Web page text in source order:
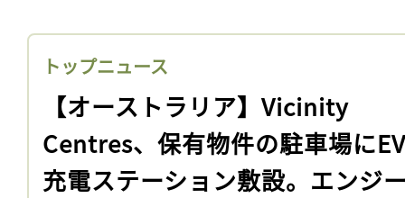
トップニュース
【オーストラリア】Vicinity
Centres、保有物件の駐車場に
充電ステーション敷設。エンジ